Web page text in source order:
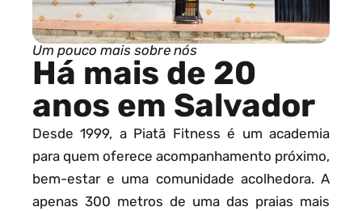
Um pouco mais sobre nós
Há mais de 20
anos em Salvador
Desde 1999, a Piatã Fitness é um academia
para quem oferece acompanhamento próximo,
bem-estar e uma comunidade acolhedora. A
apenas 300 metros de uma das praias mais